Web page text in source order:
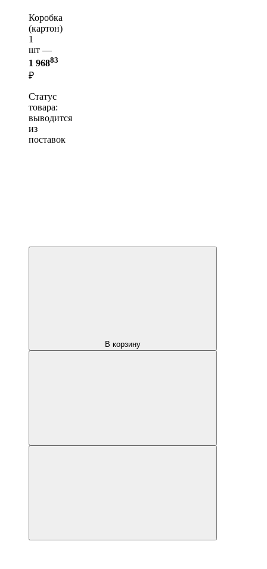
Коробка
(картон)
1
шт —
1 96883
₽
Статус
товара:
выводится
из
поставок
В корзину